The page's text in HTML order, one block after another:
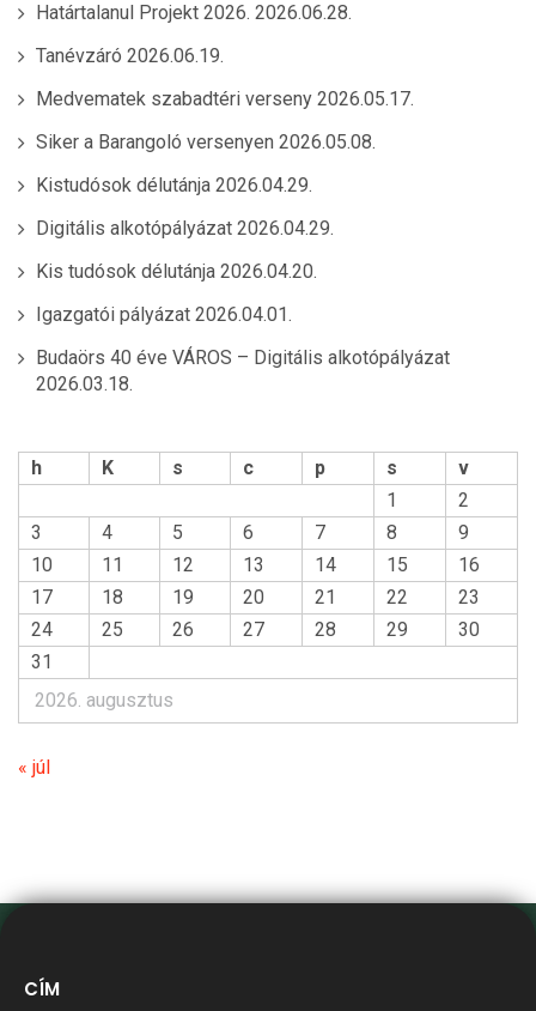
Határtalanul Projekt 2026. 2026.06.28.
Tanévzáró 2026.06.19.
Medvematek szabadtéri verseny 2026.05.17.
Siker a Barangoló versenyen 2026.05.08.
Kistudósok délutánja 2026.04.29.
Digitális alkotópályázat 2026.04.29.
Kis tudósok délutánja 2026.04.20.
Igazgatói pályázat 2026.04.01.
Budaörs 40 éve VÁROS – Digitális alkotópályázat
2026.03.18.
2026. augusztus
h K s c p s
v
1
2
3
4 5 6 7 8
9
10
11 12 13 14 15
16
17
18 19 20 21 22
23
24
25 26 27 28 29
30
31
« júl
CÍM